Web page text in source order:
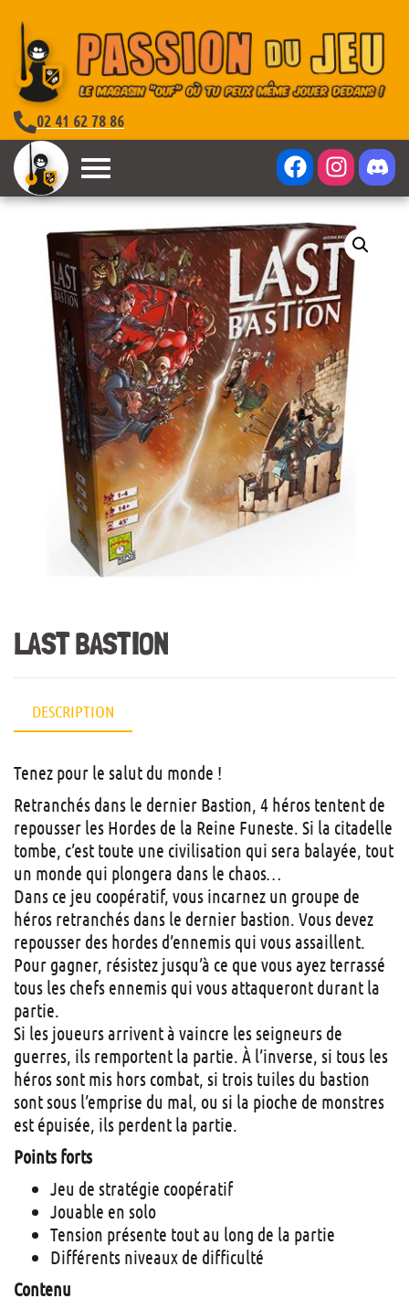
02 41 62 78 86
LAST BASTION
DESCRIPTION
Tenez pour le salut du monde !
Retranchés dans le dernier Bastion, 4 héros tentent de
repousser les Hordes de la Reine Funeste. Si la citadelle
tombe, c’est toute une civilisation qui sera balayée, tout
un monde qui plongera dans le chaos…
Dans ce jeu coopératif, vous incarnez un groupe de
héros retranchés dans le dernier bastion. Vous devez
repousser des hordes d’ennemis qui vous assaillent.
Pour gagner, résistez jusqu’à ce que vous ayez terrassé
tous les chefs ennemis qui vous attaqueront durant la
partie.
Si les joueurs arrivent à vaincre les seigneurs de
guerres, ils remportent la partie. À l’inverse, si tous les
héros sont mis hors combat, si trois tuiles du bastion
sont sous l’emprise du mal, ou si la pioche de monstres
est épuisée, ils perdent la partie.
Points forts
Jeu de stratégie coopératif
Jouable en solo
Tension présente tout au long de la partie
Différents niveaux de difficulté
Contenu